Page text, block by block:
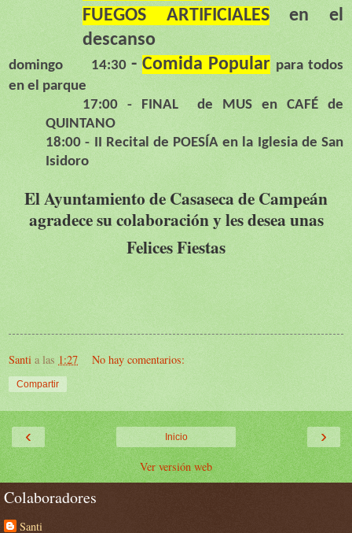
FUEGOS ARTIFICIALESen el
descanso
domingo 14:30 - Comida Popular para todos
en el parque
17:00 - FINAL de MUS en CAFÉ de
QUINTANO
18:00 - II Recital de POESÍA en la Iglesia de San
Isidoro
El Ayuntamiento de Casaseca de Campeán
agradece su colaboración y les desea unas
Felices Fiestas
Santi a las 1:27 No hay comentarios:
Compartir
‹ ›
Inicio
Ver versión web
Colaboradores
Santi